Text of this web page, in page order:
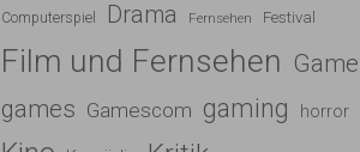
Computerspiel Drama Fernsehen Festival
Film und Fernsehen Game
games Gamescom gaming horror